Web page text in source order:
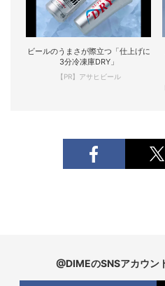
ビールのうまさが際立つ「仕上げに
3分冷凍庫DRY」
【PR】アサヒビール
@DIMEのSNSアカウン